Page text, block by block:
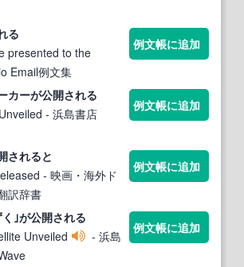
る
presented to the
Email例文集
例文帳に追加
カーが公開される
- 浜島書店
例文帳に追加
されると
- 映画・海外ド
訳辞書
例文帳に追加
｣が公開される
Unveiled
- 浜島
例文帳に追加